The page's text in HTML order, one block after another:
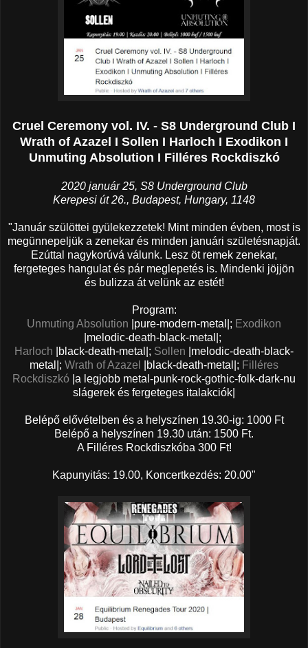
Cruel Ceremony vol. IV. - S8 Underground Club I
Wrath of Azazel I Sollen I Harloch I Exodikon I
Unmuting Absolution I Filléres Rockdiszkó
2020 január 25, S8 Underground Club
Kerepesi út 26., Budapest, Hungary, 1148
"Január szülöttei gyülekezzetek! Mint minden évben, most is
megünnepeljük a zenekar és minden januári születésnapját.
Ezúttal nagykorúvá válunk. Lesz öt remek zenekar,
fergeteges hangulat és pár meglepetés is. Mindenki jöjjön
és bulizza át velünk az estét!
Program:
Unmuting Absolution |pure-modern-metal|; Exodikon
|melodic-death-black-metal|;
Harloch |black-death-metal|; Sollen |melodic-death-black-
metal|; Wrath of Azazel |black-death-metal|; Filléres
Rockdiszkó |a legjobb metal-punk-rock-gothic-folk-dark-nu
slágerek és fergeteges italakciók|
Belépő elővételben és a helyszínen 19.30-ig: 1000 Ft
Belépő a helyszínen 19.30 után: 1500 Ft.
A Filléres Rockdiszkóba 300 Ft!
Kapunyitás: 19.00, Koncertkezdés: 20.00"